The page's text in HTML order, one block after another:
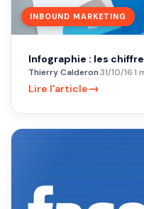
INBOUND MARKETING
Infographie : les
Thierry Calderon·31/10/16·1
Lire l'article→